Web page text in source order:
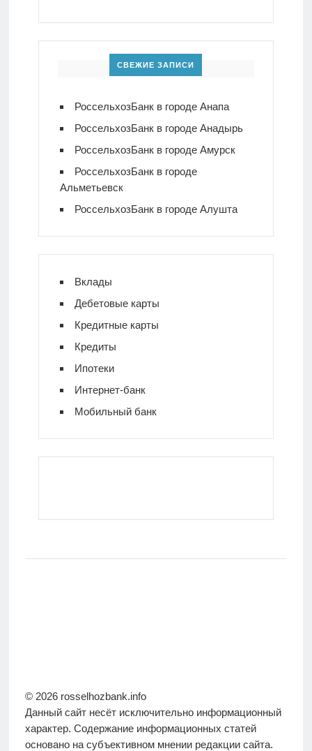
СВЕЖИЕ ЗАПИСИ
РоссельхозБанк в городе Анапа
РоссельхозБанк в городе Анадырь
РоссельхозБанк в городе Амурск
РоссельхозБанк в городе
Альметьевск
РоссельхозБанк в городе Алушта
Вклады
Дебетовые карты
Кредитные карты
Кредиты
Ипотеки
Интернет-банк
Мобильный банк
© 2026 rosselhozbank.info
Данный сайт несёт исключительно информационный
характер. Содержание информационных статей
основано на субъективном мнении редакции сайта.